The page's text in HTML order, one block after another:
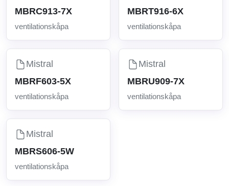
MBRC913-7X
ventilationskåpa
MBRT916-6X
ventilationskåpa
Mistral
MBRF603-5X
ventilationskåpa
Mistral
MBRU909-7X
ventilationskåpa
Mistral
MBRS606-5W
ventilationskåpa